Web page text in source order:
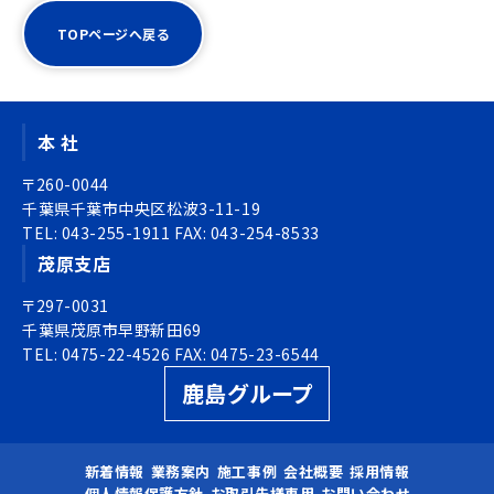
TOPページへ戻る
本 社
〒260-0044
千葉県千葉市中央区松波3-11-19
TEL: 043-255-1911 FAX: 043-254-8533
茂原支店
〒297-0031
千葉県茂原市早野新田69
TEL: 0475-22-4526 FAX: 0475-23-6544
鹿島グループ
新着情報 業務案内 施工事例 会社概要 採用情報